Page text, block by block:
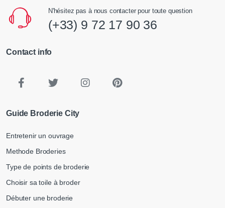
N'hésitez pas à nous contacter pour toute question
(+33) 9 72 17 90 36
Contact info
Guide Broderie City
Entretenir un ouvrage
Methode Broderies
Type de points de broderie
Choisir sa toile à broder
Débuter une broderie